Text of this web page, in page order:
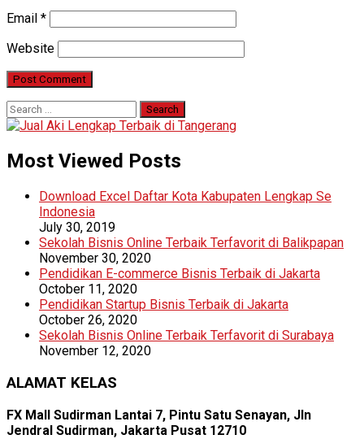
Email *
Website
Search
for:
Most Viewed Posts
Download Excel Daftar Kota Kabupaten Lengkap Se
Indonesia
July 30, 2019
Sekolah Bisnis Online Terbaik Terfavorit di Balikpapan
November 30, 2020
Pendidikan E-commerce Bisnis Terbaik di Jakarta
October 11, 2020
Pendidikan Startup Bisnis Terbaik di Jakarta
October 26, 2020
Sekolah Bisnis Online Terbaik Terfavorit di Surabaya
November 12, 2020
ALAMAT KELAS
FX Mall Sudirman Lantai 7, Pintu Satu Senayan, Jln
Jendral Sudirman, Jakarta Pusat 12710